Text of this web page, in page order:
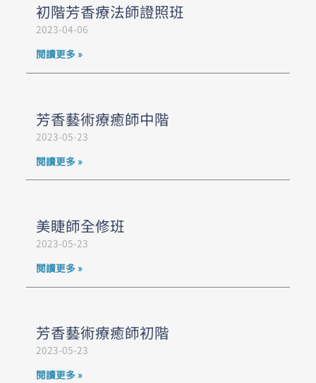
初階芳香療法師證照班
2023-04-06
閱讀更多 »
芳香藝術療癒師中階
2023-05-23
閱讀更多 »
美睫師全修班
2023-05-23
閱讀更多 »
芳香藝術療癒師初階
2023-05-23
閱讀更多 »